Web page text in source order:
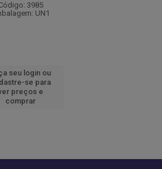
3985
UN1
seu login ou
se para
preços e
comprar